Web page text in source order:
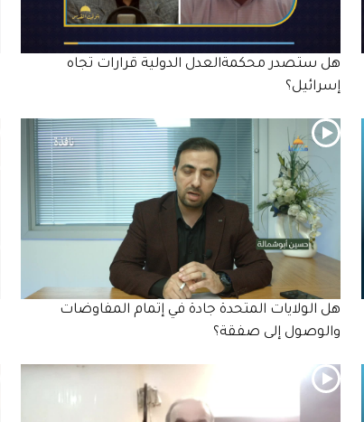
هل ستصدر محكمةالعدل الدولية قرارات تجاه
إسرائيل؟
هل الولايات المتحدة جادة في إتمام المفاوضات
والوصول إلى صفقة؟